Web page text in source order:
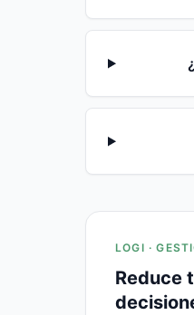
LOGI ·
Reduce